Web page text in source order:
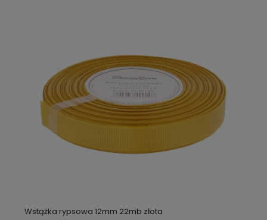
Wstążka rypsowa 12mm 22mb złota